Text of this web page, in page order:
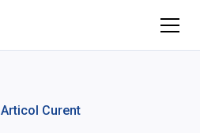
Articol Curent